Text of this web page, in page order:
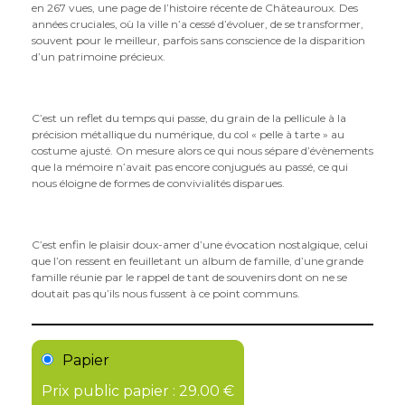
en 267 vues, une page de l’histoire récente de Châteauroux. Des
années cruciales, où la ville n’a cessé d’évoluer, de se transformer,
souvent pour le meilleur, parfois sans conscience de la disparition
d’un patrimoine précieux.
C’est un reflet du temps qui passe, du grain de la pellicule à la
précision métallique du numérique, du col « pelle à tarte » au
costume ajusté. On mesure alors ce qui nous sépare d’évènements
que la mémoire n’avait pas encore conjugués au passé, ce qui
nous éloigne de formes de convivialités disparues.
C’est enfin le plaisir doux-amer d’une évocation nostalgique, celui
que l’on ressent en feuilletant un album de famille, d’une grande
famille réunie par le rappel de tant de souvenirs dont on ne se
doutait pas qu’ils nous fussent à ce point communs.
Papier
Prix public papier : 29.00 €